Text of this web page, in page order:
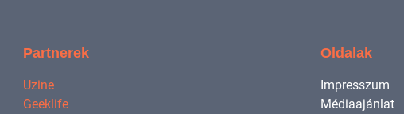
Partnerek
Uzine
Geeklife
Oldalak
Impresszum
Médiaajánlat